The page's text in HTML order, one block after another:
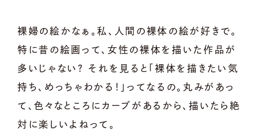
裸婦の絵かなぁ。私、人間の裸体の絵が好きで。
特に昔の絵画って、女性の裸体を描いた作品が
多いじゃない？ それを見ると「裸体を描きたい気
持ち、めっちゃわかる！」ってなるの。丸みがあっ
て、色々なところにカーブがあるから、描いたら絶
対に楽しいよねって。